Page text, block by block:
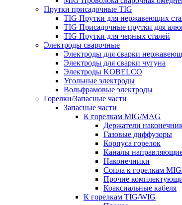
Прутки присадочные TIG
TIG Прутки для нержавеющих
TIG Присадочные прутки для
TIG Прутки для черных сталей
Электроды сварочные
Электроды для сварки
Электроды для сварки чугуна
Электроды KOBELCO
Угольные электроды
Вольфрамовые электроды
Горелки/Запасные части
Запасные части
К горелкам MIG/MAG
Держатели
Газовые диффузоры
Корпуса горелок
Каналы
Наконечники
Сопла к горелкам
Прочие
Коаксиальные кабеля
К горелкам TIG/WIG